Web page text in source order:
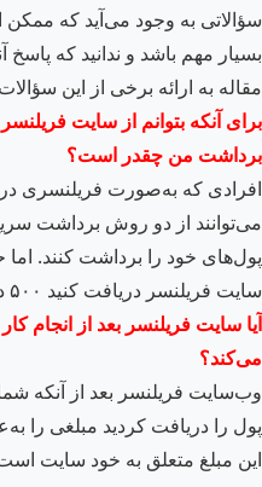
سؤالاتی به وجود می‌آید که
بسیار مهم باشد و ندانید که
مقاله به ارائه برخی از این
برای آنکه بتوانم از سایت
برداشت من چقدر است؟
افرادی که به‌صورت فریلنسری
می‌توانند از دو روش برداشت
پول‌های خود را برداشت کنند. اما
سایت فریلنسر دریافت کنید ۵۰۰ دلار است.
آیا سایت فریلنسر بعد از انجام
می‌کند؟
وب‌سایت فریلنسر بعد از آنکه شما
پول را دریافت کردید مبلغی را
این مبلغ متعلق به خود سایت